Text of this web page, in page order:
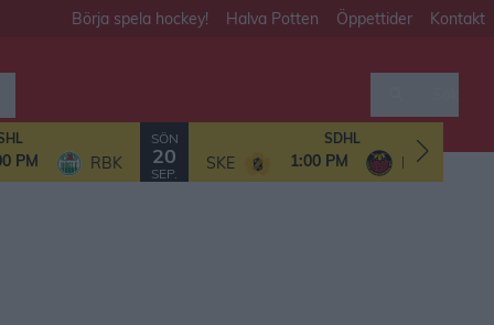
Börja spela hockey! Halva Potten Öppettider Kontakt
PM RBK
SÖN
20
SEP.
SDHL
SKE 1:00 PM LHF/MSSK